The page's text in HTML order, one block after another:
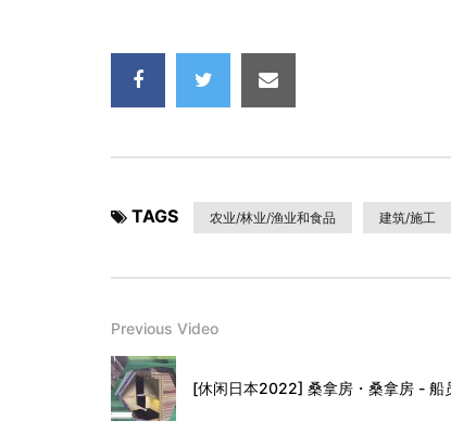
TAGS 农业/林业/渔业和食品 建筑/施工
Previous Video
[休闲日本2022] 桑拿房・桑拿房 - 船